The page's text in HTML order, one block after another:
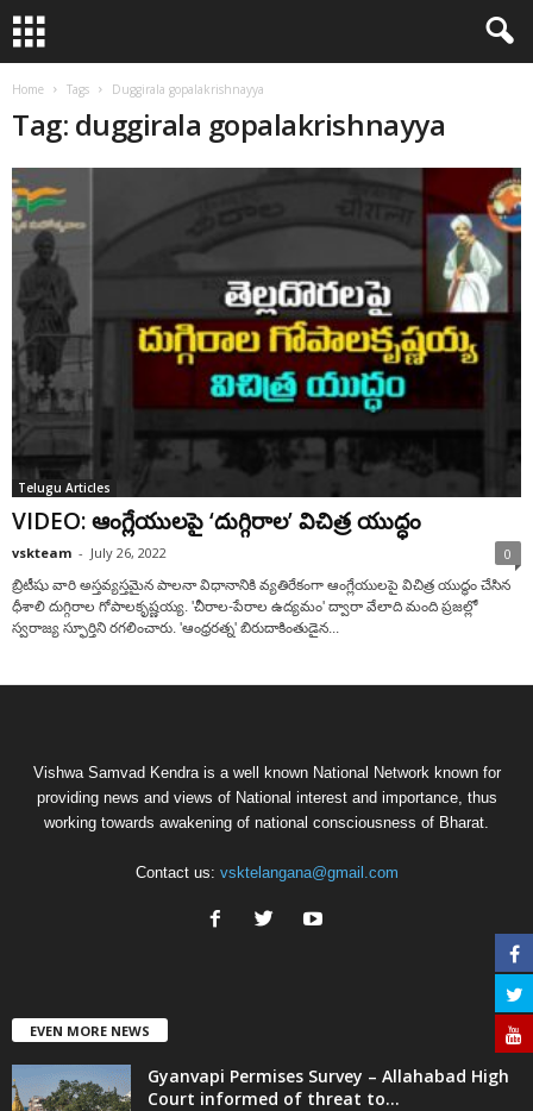
Home Tags Duggirala gopalakrishnayya
Tag: duggirala gopalakrishnayya
Telugu Articles
VIDEO: ఆంగ్లేయులపై ‘దుగ్గిరాల’ విచిత్ర యుద్ధం
vskteam - July 26, 2022 0
బ్రిటీషు వారి అస్తవ్యస్తమైన పాలనా విధానానికి వ్యతిరేకంగా ఆంగ్లేయులపై విచిత్ర యుద్ధం చేసిన
ధీశాలి దుగ్గిరాల గోపాలకృష్ణయ్య. 'చీరాల-పేరాల ఉద్యమం' ద్వారా వేలాది మంది ప్రజల్లో
స్వరాజ్య స్ఫూర్తిని రగలించారు. 'ఆంధ్రరత్న' బిరుదాకింతుడైన...
Vishwa Samvad Kendra is a well known National Network known for
providing news and views of National interest and importance, thus
working towards awakening of national consciousness of Bharat.
Contact us: vsktelangana@gmail.com
EVEN MORE NEWS
Gyanvapi Permises Survey – Allahabad High
Court informed of threat to...